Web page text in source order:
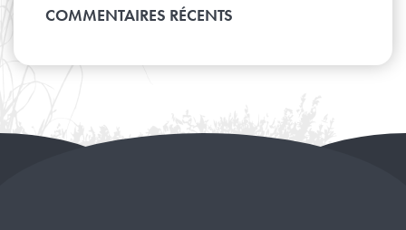
Janvier
Février
Mars
Janvier
Mai
Février
COMMENTAIRES RÉCENTS